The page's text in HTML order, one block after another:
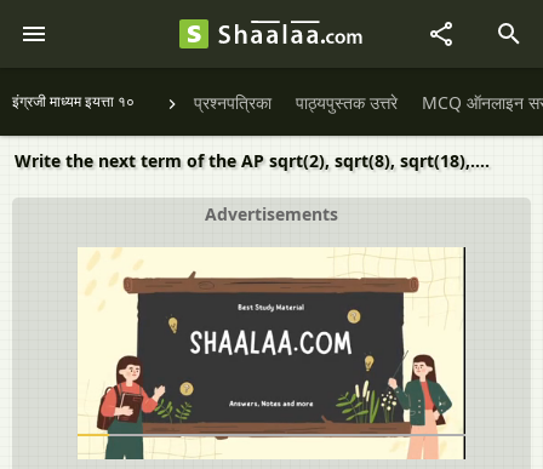
इंग्रजी माध्यम इयत्ता १० प्रश्नपत्रिका पाठ्यपुस्तक उत्तरे MCQ ऑनलाइन
Write the next term of the AP sqrt(2), sqrt(8), sqrt(18),....
Advertisements